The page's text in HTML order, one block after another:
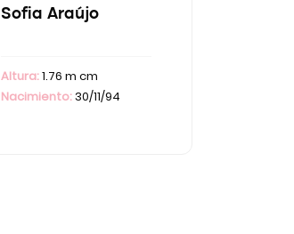
Sofia Araújo
Altura:1.76 m cm
Nacimiento:30/11/94